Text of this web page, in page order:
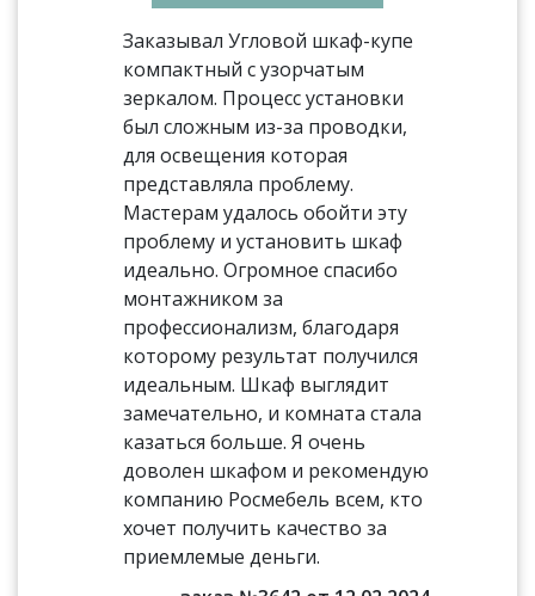
Заказывал Угловой шкаф-купе
компактный с узорчатым
зеркалом. Процесс установки
был сложным из-за проводки,
для освещения которая
представляла проблему.
Мастерам удалось обойти эту
проблему и установить шкаф
идеально. Огромное спасибо
монтажником за
профессионализм, благодаря
которому результат получился
идеальным. Шкаф выглядит
замечательно, и комната стала
казаться больше. Я очень
доволен шкафом и рекомендую
компанию Росмебель всем, кто
хочет получить качество за
приемлемые деньги.